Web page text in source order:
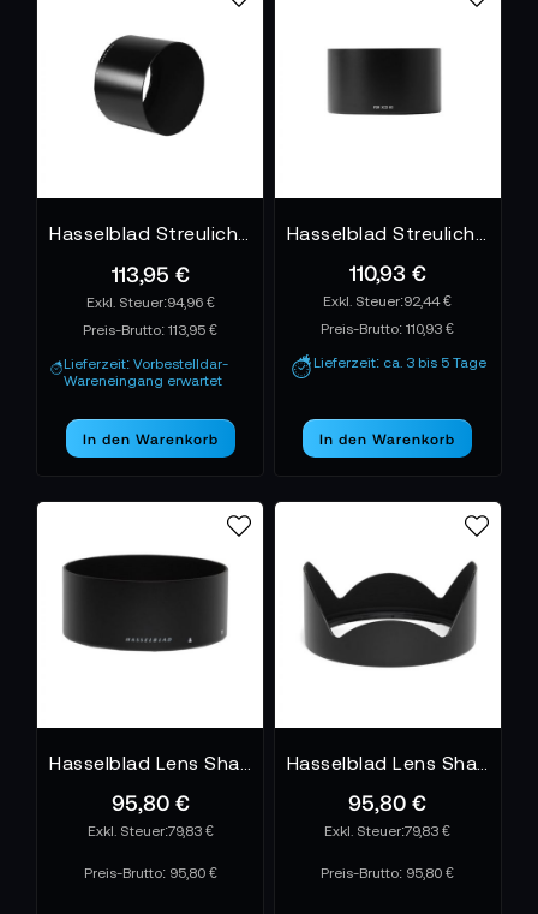
Gerade bei Markenoptiken wie Hasselblad oder
Angenieux wird die volle Bildqualität erst mit der
passenden Blende vollständig nutzbar.
113,95 €
94,96 €
Preis-Brutto:113,95 €
Lieferzeit: Vorbestelldar-
Wareneingang erwartet
In den Warenkorb
110,93 €
92,44 €
Preis-Brutto:110,93 €
Lieferzeit: ca. 3 bis 5 Tage
In den Warenkorb
95,80 €
79,83 €
Preis-Brutto: 95,80 €
95,80 €
79,83 €
Preis-Brutto: 95,80 €